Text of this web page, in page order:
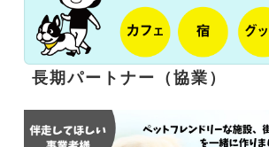
長期パートナー（協業）